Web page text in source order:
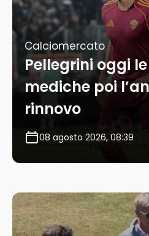
Calciomercato
Pellegrini oggi
mediche poi
rinnovo
08 agosto 2026, 08:39